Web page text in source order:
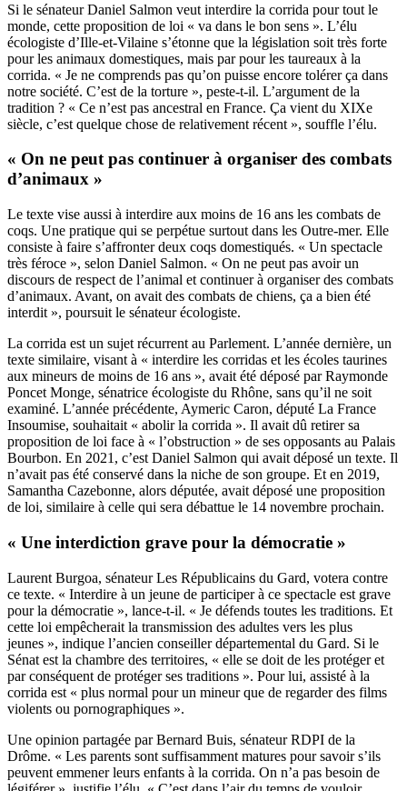
Si le sénateur Daniel Salmon veut interdire la corrida pour tout le
monde, cette proposition de loi « va dans le bon sens ». L’élu
écologiste d’Ille-et-Vilaine s’étonne que la législation soit très forte
pour les animaux domestiques, mais par pour les taureaux à la
corrida. « Je ne comprends pas qu’on puisse encore tolérer ça dans
notre société. C’est de la torture », peste-t-il. L’argument de la
tradition ? « Ce n’est pas ancestral en France. Ça vient du XIXe
siècle, c’est quelque chose de relativement récent », souffle l’élu.
« On ne peut pas continuer à organiser des combats
d’animaux »
Le texte vise aussi à interdire aux moins de 16 ans les combats de
coqs. Une pratique qui se perpétue surtout dans les Outre-mer. Elle
consiste à faire s’affronter deux coqs domestiqués. « Un spectacle
très féroce », selon Daniel Salmon. « On ne peut pas avoir un
discours de respect de l’animal et continuer à organiser des combats
d’animaux. Avant, on avait des combats de chiens, ça a bien été
interdit », poursuit le sénateur écologiste.
La corrida est un sujet récurrent au Parlement. L’année dernière, un
texte similaire, visant à « interdire les corridas et les écoles taurines
aux mineurs de moins de 16 ans », avait été déposé par Raymonde
Poncet Monge, sénatrice écologiste du Rhône, sans qu’il ne soit
examiné. L’année précédente, Aymeric Caron, député La France
Insoumise, souhaitait « abolir la corrida ». Il avait dû retirer sa
proposition de loi face à « l’obstruction » de ses opposants au Palais
Bourbon. En 2021, c’est Daniel Salmon qui avait déposé un texte. Il
n’avait pas été conservé dans la niche de son groupe. Et en 2019,
Samantha Cazebonne, alors députée, avait déposé une proposition
de loi, similaire à celle qui sera débattue le 14 novembre prochain.
« Une interdiction grave pour la démocratie »
Laurent Burgoa, sénateur Les Républicains du Gard, votera contre
ce texte. « Interdire à un jeune de participer à ce spectacle est grave
pour la démocratie », lance-t-il. « Je défends toutes les traditions. Et
cette loi empêcherait la transmission des adultes vers les plus
jeunes », indique l’ancien conseiller départemental du Gard. Si le
Sénat est la chambre des territoires, « elle se doit de les protéger et
par conséquent de protéger ses traditions ». Pour lui, assisté à la
corrida est « plus normal pour un mineur que de regarder des films
violents ou pornographiques ».
Une opinion partagée par Bernard Buis, sénateur RDPI de la
Drôme. « Les parents sont suffisamment matures pour savoir s’ils
peuvent emmener leurs enfants à la corrida. On n’a pas besoin de